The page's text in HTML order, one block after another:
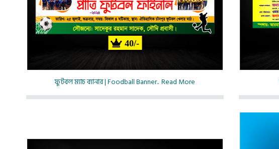
40/-
ফুটবল ম্যাচ ব্যানার | Foodball Banner.. Read More